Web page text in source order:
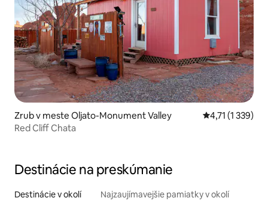
Zrub v meste Oljato-Monument Valley Priemerné
4,71 (1 339)
Red Cliff Chata
Destinácie na preskúmanie
Destinácie v okolí Najzaujímavejšie pamiatky v okolí